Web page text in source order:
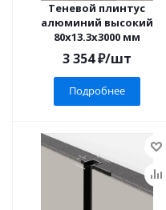
Теневой плинтус
алюминий высокий
80x13.3x3000 мм
3 354₽/шт
Подробнее